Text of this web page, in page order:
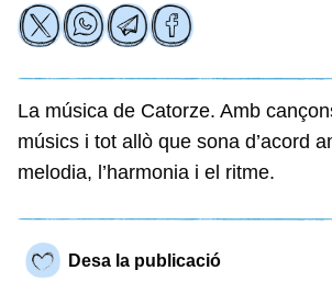
La música de Catorze. Amb
músics i tot allò que sona d’acord
melodia, l’harmonia i el ritme.
Desa la publicació